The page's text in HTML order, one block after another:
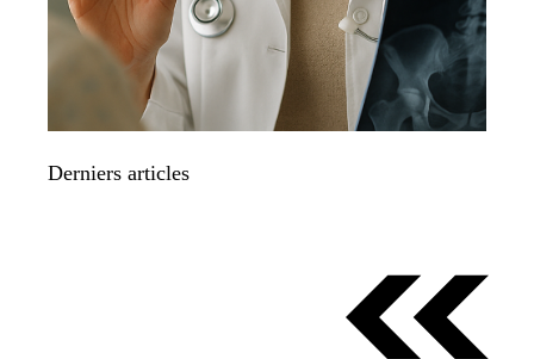
Derniers articles